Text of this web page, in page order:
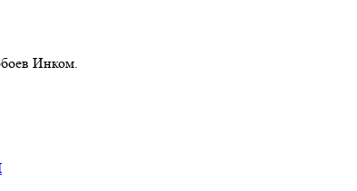
Инком.